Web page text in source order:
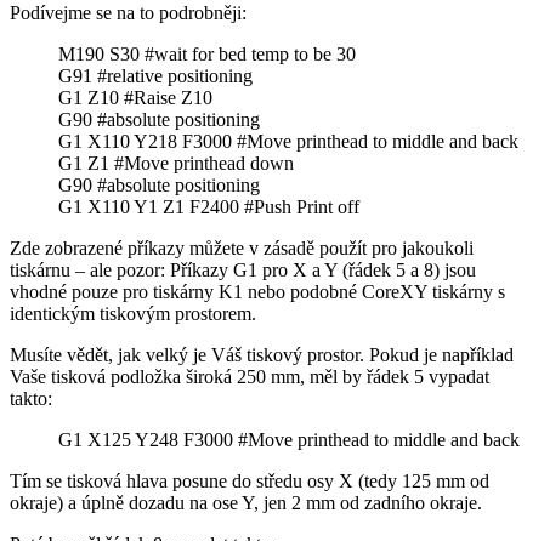
Podívejme se na to podrobněji:
M190 S30 #wait for bed temp to be 30
G91 #relative positioning
G1 Z10 #Raise Z10
G90 #absolute positioning
G1 X110 Y218 F3000 #Move printhead to middle and back
G1 Z1 #Move printhead down
G90 #absolute positioning
G1 X110 Y1 Z1 F2400 #Push Print off
Zde zobrazené příkazy můžete v zásadě použít pro jakoukoli
tiskárnu – ale pozor: Příkazy G1 pro X a Y (řádek 5 a 8) jsou
vhodné pouze pro tiskárny K1 nebo podobné CoreXY tiskárny s
identickým tiskovým prostorem.
Musíte vědět, jak velký je Váš tiskový prostor. Pokud je například
Vaše tisková podložka široká 250 mm, měl by řádek 5 vypadat
takto:
G1 X125 Y248 F3000 #Move printhead to middle and back
Tím se tisková hlava posune do středu osy X (tedy 125 mm od
okraje) a úplně dozadu na ose Y, jen 2 mm od zadního okraje.